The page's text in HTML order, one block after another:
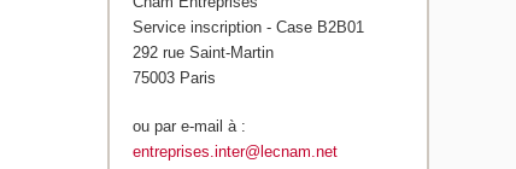
Service inscription - Case B2B01
292 rue Saint-Martin
75003 Paris
ou par e-mail à :
entreprises.inter@lecnam.net